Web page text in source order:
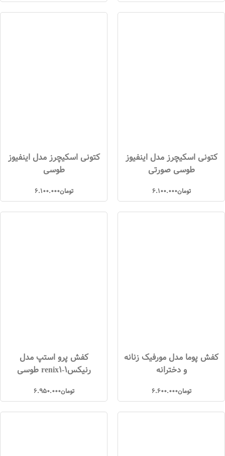
کتونی اسکیچرز مدل اینفیوز
طوسی صورتی
تومان6.100.000
کتونی اسکیچرز مدل اینفیوز
طوسی
تومان6.100.000
کفش پوما مدل مورفیک زنانه
و دخترانه
تومان6.600.000
کفش پرو استپ مدل
رنیکس1-renix1 طوسی
تومان6.950.000